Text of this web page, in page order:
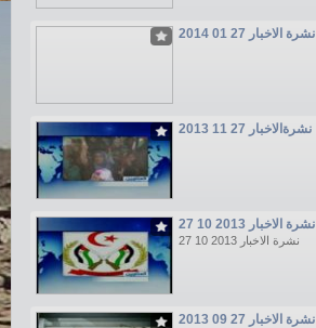
نشرة الاخبار 27 01 2014
نشرةالاخبار 27 11 2013
نشرة الاخبار 2013 10 27
نشرة الاخبار 2013 10 27
نشرة الاخبار 27 09 2013